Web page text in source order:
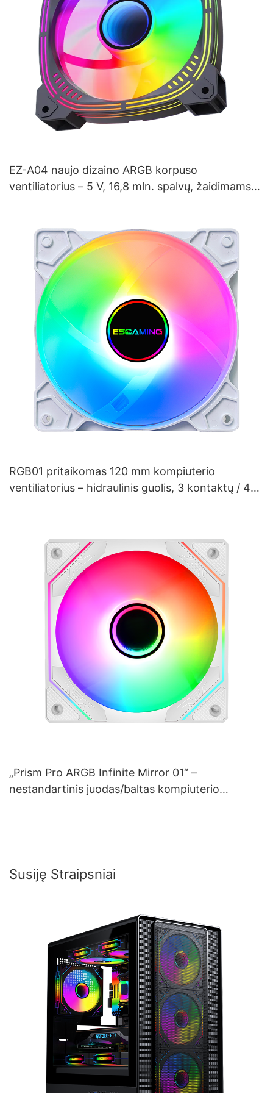
EZ-A04 naujo dizaino ARGB korpuso
ventiliatorius – 5 V, 16,8 mln. spalvų, žaidimams
RGB01 pritaikomas 120 mm kompiuterio
ventiliatorius – hidraulinis guolis, 3 kontaktų / 4
„Prism Pro ARGB Infinite Mirror 01“ –
nestandartinis juodas/baltas kompiuterio
Susiję Straipsniai